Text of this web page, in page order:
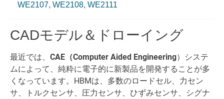
WE2107, WE2108, WE2111
CADモデル＆ドローイング
最近では、 CAE（Computer Aided Engineering）システ
ムによって、純粋に電子的に新製品を開発することが多
くなっています。HBMは、多数のロードセル、力セン
サ、トルクセンサ、圧力センサ、ひずみセンサ、シグナ